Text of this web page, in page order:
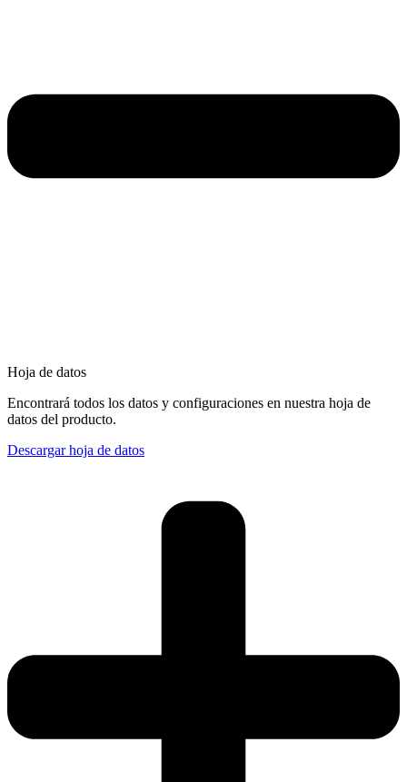
Hoja de datos
Encontrará todos los datos y configuraciones en nuestra hoja de
datos del producto.
Descargar hoja de datos